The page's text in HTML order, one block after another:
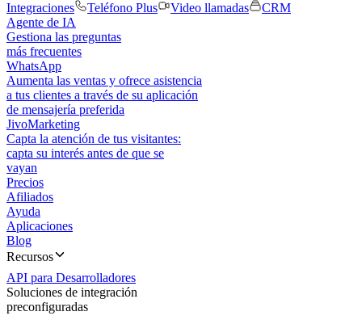
Integraciones
Teléfono Plus Video llamadas
CRM
Agente de IA
Gestiona las preguntas
más frecuentes
WhatsApp
Aumenta las ventas y ofrece asistencia
a tus clientes a través de su aplicación
de mensajería preferida
JivoMarketing
Capta la atención de tus visitantes:
capta su interés antes de que se
vayan
Precios
Afiliados
Ayuda
Aplicaciones
Blog
Recursos
API para Desarrolladores
Soluciones de integración
preconfiguradas